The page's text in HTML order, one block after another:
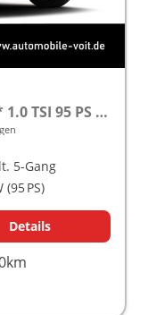
Extra Plus / Festpreisgarantie* 1.0 TSI 95 PS inkl. 5 J. Garantie frei konfigurierbar!
5-Gang
(95 PS)
Details